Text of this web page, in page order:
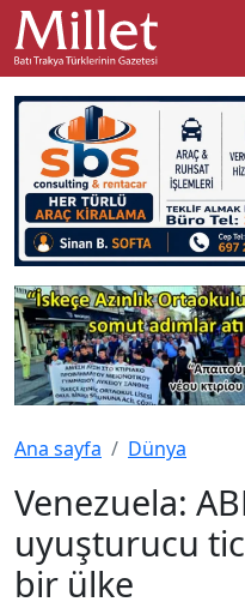
Ana sayfa Dünya
Venezuela:
uyuşturucu
bir ülke